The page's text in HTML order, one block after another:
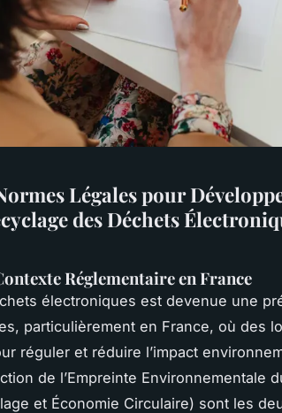
Légales pour
des Déchets
Réglementaire en France
électroniques est devenue une
particulièrement en France, où des
réguler et réduire l’impact
de l’Empreinte Environnementale
et Économie Circulaire) sont les